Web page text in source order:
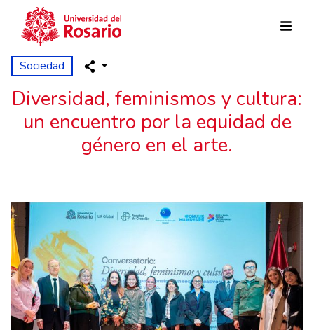
Pasar al contenido principal
Sociedad
Diversidad, feminismos y cultura:
un encuentro por la equidad de
género en el arte.